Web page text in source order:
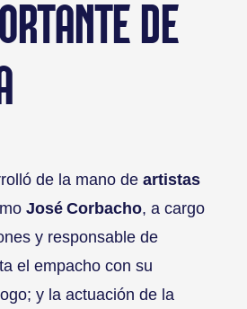
DE
de la mano de artistas
José Corbacho, a cargo
y responsable de
el empacho con su
y la actuación de la